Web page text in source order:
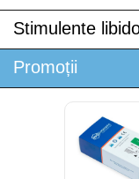
Stimulente
Promoții